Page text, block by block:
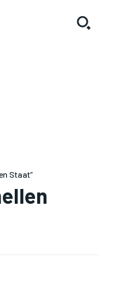
Staat“